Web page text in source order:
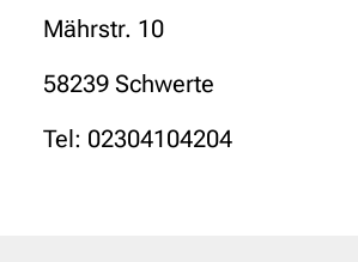
Mährstr. 10
58239 Schwerte
Tel: 02304104204